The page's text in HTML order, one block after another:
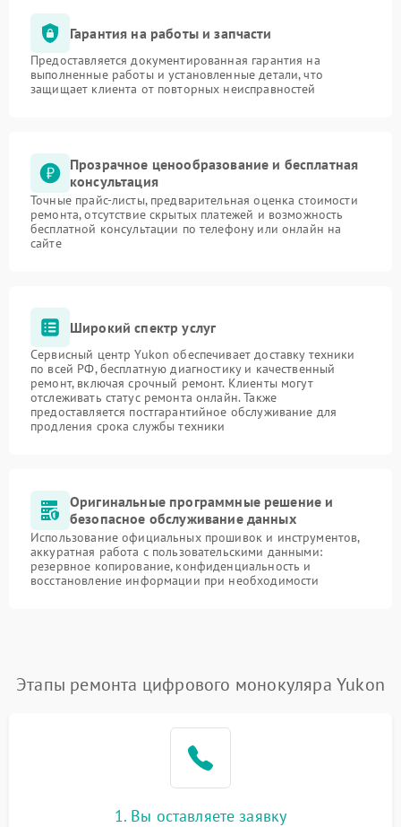
Гарантия на работы и запчасти
Предоставляется документированная гарантия на
выполненные работы и установленные детали, что
защищает клиента от повторных неисправностей
Прозрачное ценообразование и бесплатная
консультация
Точные прайс-листы, предварительная оценка стоимости
ремонта, отсутствие скрытых платежей и возможность
бесплатной консультации по телефону или онлайн на
сайте
Широкий спектр услуг
Сервисный центр Yukon обеспечивает доставку техники
по всей РФ, бесплатную диагностику и качественный
ремонт, включая срочный ремонт. Клиенты могут
отслеживать статус ремонта онлайн. Также
предоставляется постгарантийное обслуживание для
продления срока службы техники
Оригинальные программные решение и
безопасное обслуживание данных
Использование официальных прошивок и инструментов,
аккуратная работа с пользовательскими данными:
резервное копирование, конфиденциальность и
восстановление информации при необходимости
Этапы ремонта цифрового монокуляра Yukon
1. Вы оставляете заявку